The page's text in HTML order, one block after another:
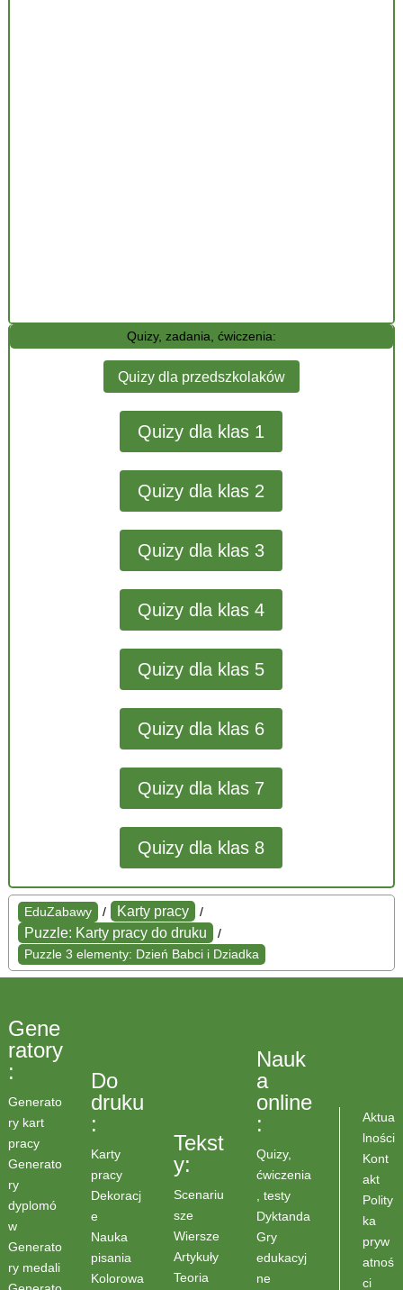
Quizy, zadania, ćwiczenia:
Quizy dla przedszkolaków
Quizy dla klas 1
Quizy dla klas 2
Quizy dla klas 3
Quizy dla klas 4
Quizy dla klas 5
Quizy dla klas 6
Quizy dla klas 7
Quizy dla klas 8
EduZabawy / Karty pracy /
Puzzle: Karty pracy do druku
/
Puzzle 3 elementy: Dzień Babci i Dziadka
Gene
ratory
:
Generato
ry kart
pracy
Generato
ry
dyplomó
w
Generato
ry medali
Do
druku
:
Karty
pracy
Dekoracj
e
Nauka
pisania
Kolorowa
Tekst
y:
Scenariu
sze
Wiersze
Artykuły
Teoria
Nauk
a
online
:
Quizy,
ćwiczenia
, testy
Dyktanda
Gry
edukacyj
ne
Aktua
lności
Kont
akt
Polity
ka
pryw
atnoś
ci